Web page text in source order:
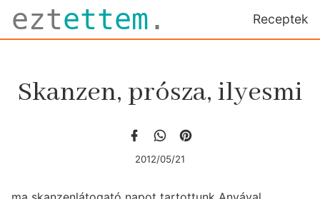
eztettem . Receptek
Skanzen, prósza, ilyesmi
2012/05/21